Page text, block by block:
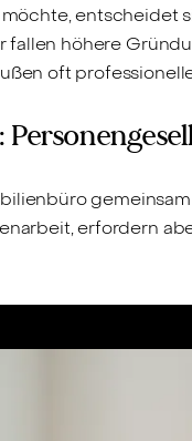
fallen höhere
oft
erfordern